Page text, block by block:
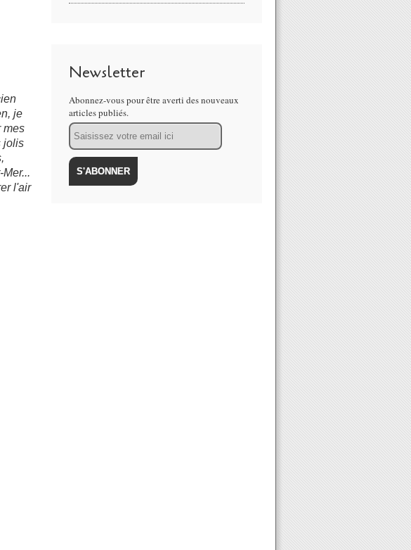
je
mes
jolis
l'air
Newsletter
Abonnez-vous pour être averti des nouveaux
articles publiés.
Email